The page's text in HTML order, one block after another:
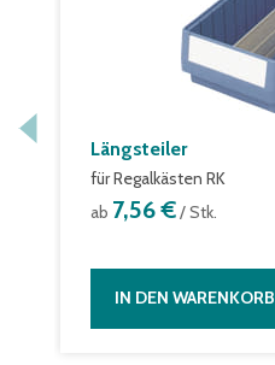
Längsteiler
für Regalkästen RK
ab 7,56 €/ Stk.
IN DEN WARENKORB